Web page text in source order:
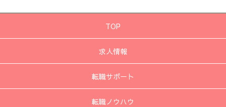
TOP
求人情報
転職サポート
転職ノウハウ